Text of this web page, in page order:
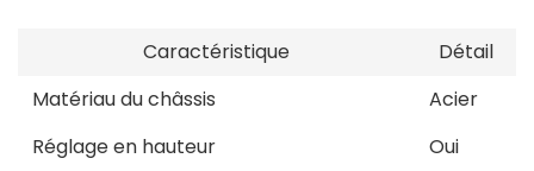
Caractéristique
Détail
Matériau du châssis
Acier
Réglage en hauteur
Oui